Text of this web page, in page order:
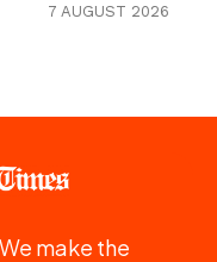
7 AUGUST 2026
make the